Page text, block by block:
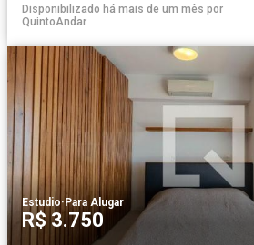
Disponibilizado há mais de um mês por
QuintoAndar
Estudio· Para Alugar
R$ 3.750